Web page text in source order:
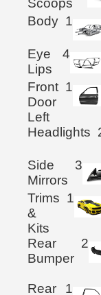
Body 1
Eye
Lips
4
Front
Door
Left
1
Headlights
Side
Mirrors
3
Trims
&
Kits
1
Rear
Bumper
2
Rear
1